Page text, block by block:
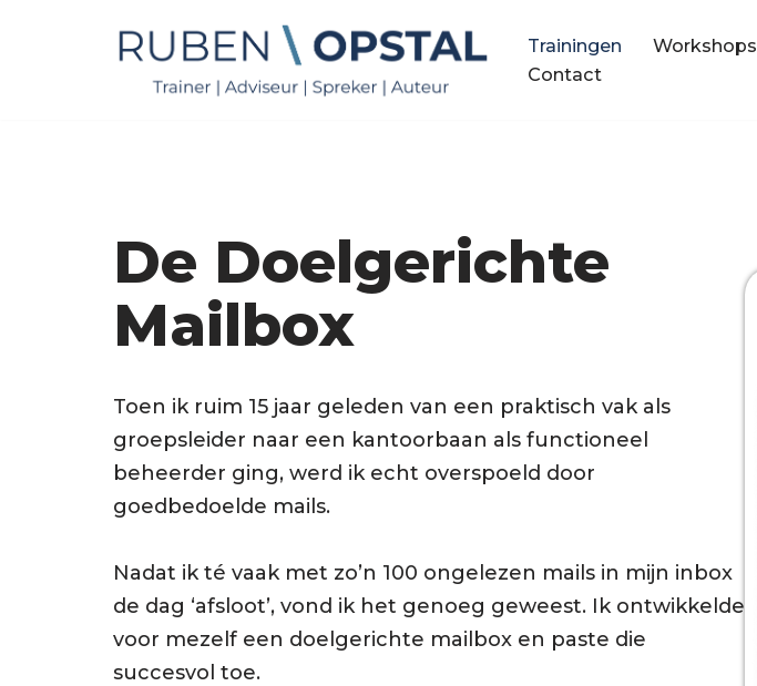
Trainingen Workshops
Contact
De Doelgerichte
Mailbox
Toen ik ruim 15 jaar geleden van een praktisch vak als
groepsleider naar een kantoorbaan als functioneel
beheerder ging, werd ik echt overspoeld door
goedbedoelde mails.
Nadat ik té vaak met zo’n 100 ongelezen mails in mijn inbox
de dag ‘afsloot’, vond ik het genoeg geweest. Ik ontwikkelde
voor mezelf een doelgerichte mailbox en paste die
succesvol toe.